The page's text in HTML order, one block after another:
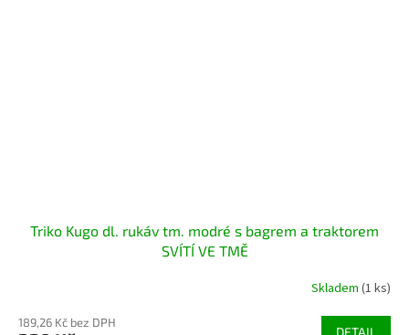
Triko Kugo dl. rukáv tm. modré s bagrem a traktorem
SVÍTÍ VE TMĚ
Skladem (1 ks)
189,26 Kč bez DPH
DETAIL